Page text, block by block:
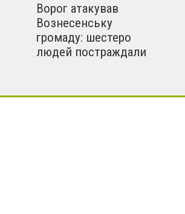
Ворог атакував
Вознесенську
громаду: шестеро
людей постраждали